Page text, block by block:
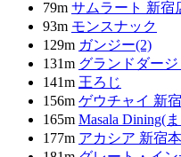
79m サムラート 新宿
93m モンスナック
129m ガンジー(2)
131m グランドダー
141m 王ろじ
156m ゲウチャイ 新
165m Masala Dining(
177m アカシア 新宿